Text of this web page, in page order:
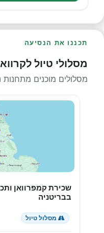
תכננו את הנסיעה
מסלולי טיול
מסלולים מוכנים מתחנות
שכירת קמפרוואן
בבריטניה
מסלול טיול